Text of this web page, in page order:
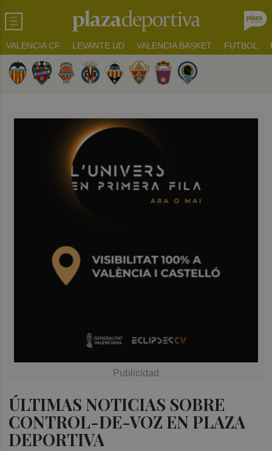
VALENCIA CF LEVANTE UD VALENCIA BASKET FUTBOL
ÚLTIMAS NOTICIAS SOBRE
CONTROL-DE-VOZ EN PLAZA
DEPORTIVA